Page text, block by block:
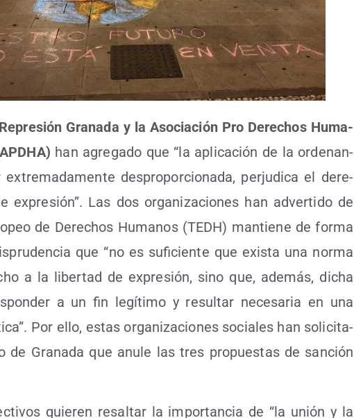
Gra­na­da y la Aso­cia­ción Pro Dere­chos Huma­
han agre­ga­do que “la apli­ca­ción de la orde­nan­
extre­ma­da­men­te des­pro­por­cio­na­da, per­ju­di­ca el dere­
expre­sión”. Las dos orga­ni­za­cio­nes han adver­ti­do de
de Dere­chos Huma­nos (TEDH) man­tie­ne de for­ma
que “no es sufi­cien­te que exis­ta una nor­ma
a la liber­tad de expre­sión, sino que, ade­más, dicha
a un fin legí­ti­mo y resul­tar nece­sa­ria en una
Por ello, estas orga­ni­za­cio­nes socia­les han soli­ci­ta­
de Gra­na­da que anu­le las tres pro­pues­tas de san­ción
quie­ren resal­tar la impor­tan­cia de “la unión y la